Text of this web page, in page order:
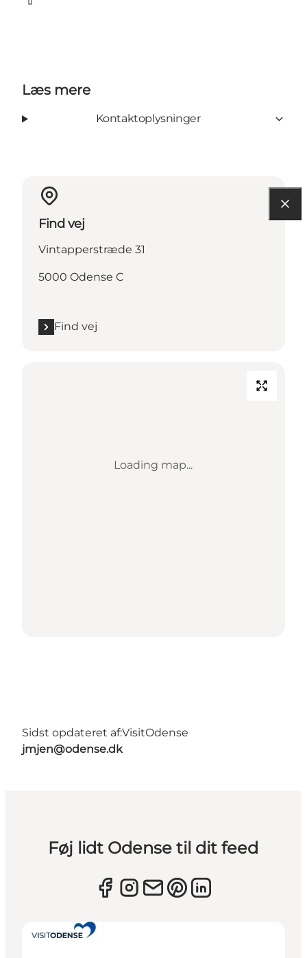
Facebook
Læs mere
Kontaktoplysninger
Find vej
Vintapperstræde 31
5000 Odense C
Find vej
Loading map...
Sidst opdateret af:VisitOdense
jmjen@odense.dk
Føj lidt Odense til dit feed